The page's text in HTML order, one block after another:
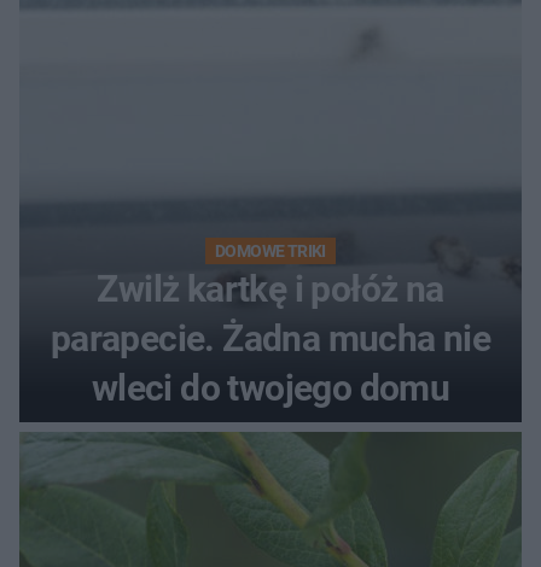
DOMOWE TRIKI
Zwilż kartkę i połóż na
parapecie. Żadna mucha nie
wleci do twojego domu